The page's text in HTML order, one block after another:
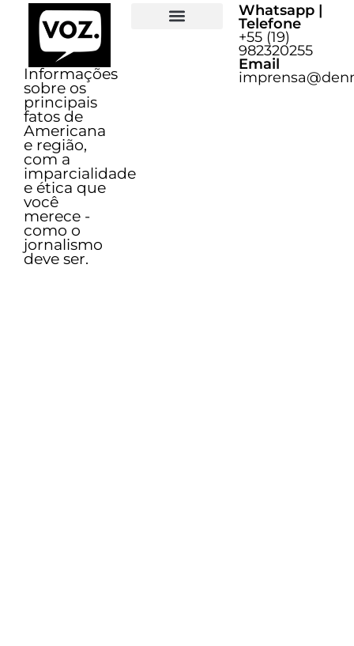
Informações
sobre os
principais
fatos de
Americana
e região,
com a
imparcialidade
e ética que
você
merece -
como o
jornalismo
deve ser.
Whatsapp |
Telefone
+55 (19)
982320255
Email